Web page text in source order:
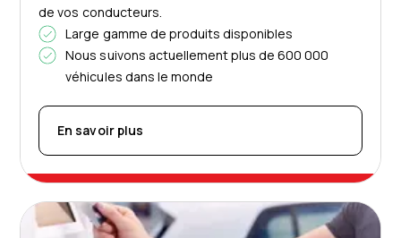
de vos conducteurs.
Large gamme de produits disponibles
Nous suivons actuellement plus de 600 000
véhicules dans le monde
En savoir plus